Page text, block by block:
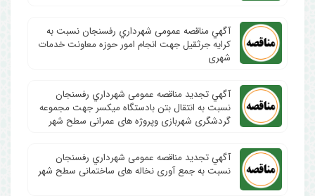
آگهي مناقصه عمومی شهرداري رفسنجان نسبت به
کرایه جرثقیل جهت انجام امور حوزه معاونت خدمات
شهری
آگهي تجدید مناقصه عمومی شهرداري رفسنجان
نسبت به انتقال بتن بادستگاه میکسر جهت مجموعه
گردشگری شهربازی وپروژه های عمرانی سطح شهر
آگهي تجدید مناقصه عمومی شهرداري رفسنجان
نسبت به جمع آوری نخاله های ساختمانی سطح شهر